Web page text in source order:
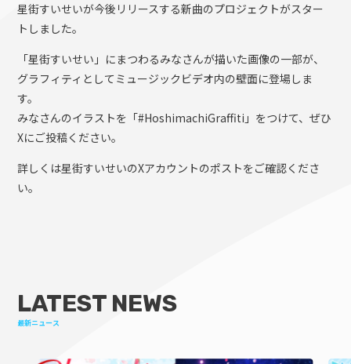
星街すいせいが今後リリースする新曲のプロジェクトがスター
トしました。
「星街すいせい」にまつわるみなさんが描いた画像の一部が、
グラフィティとしてミュージックビデオ内の壁面に登場しま
す。
みなさんのイラストを「#HoshimachiGraffiti」をつけて、ぜひ
Xにご投稿ください。
詳しくは星街すいせいのXアカウントのポストをご確認くださ
い。
LATEST NEWS
最新ニュース